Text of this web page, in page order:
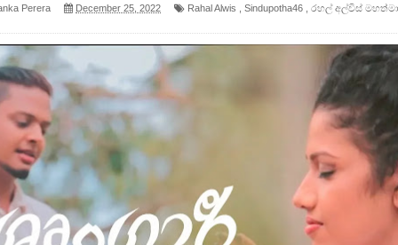
ලියන්න ගීතයේ පද පෙළ
Perera December 25, 2022 Rahal Alwis Sindupotha46 රහල් අල්විස් මහත්මා